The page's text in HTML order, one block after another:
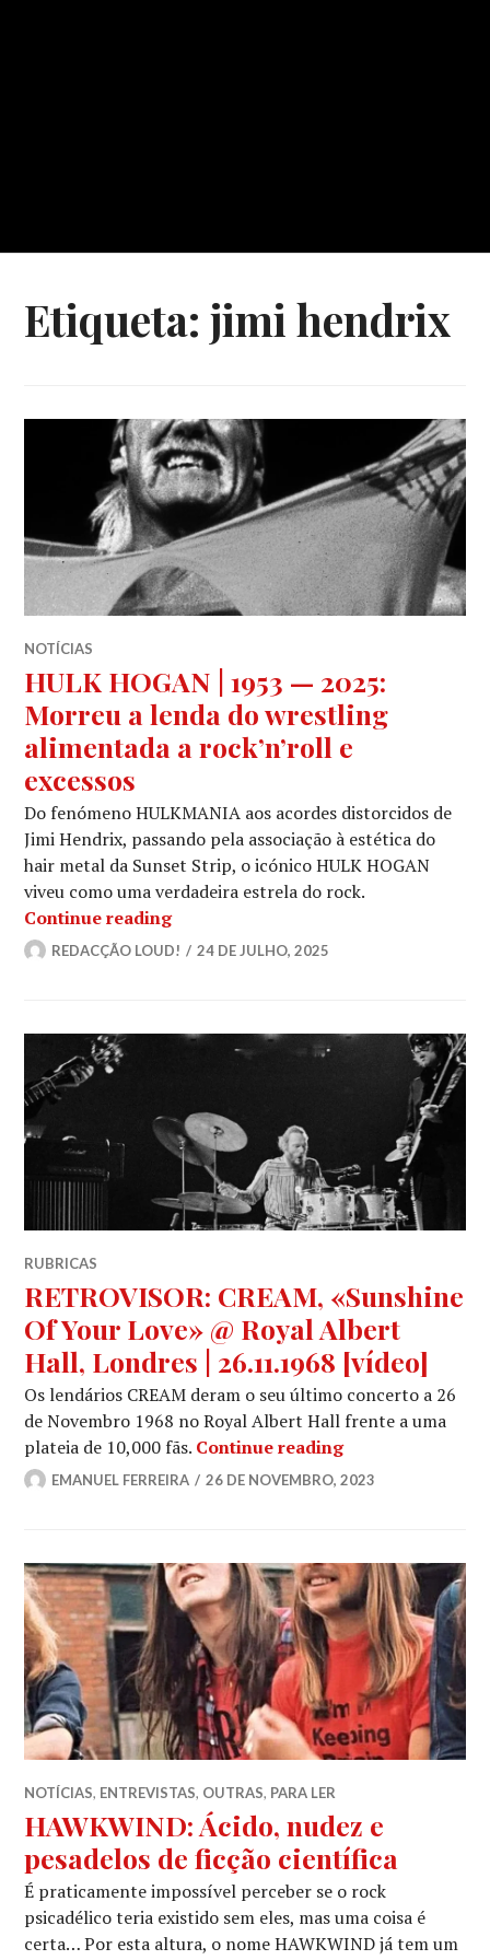
Etiqueta:jimi hendrix
NOTÍCIAS
HULK HOGAN | 1953 — 2025:
Morreu a lenda do wrestling
alimentada a rock’n’roll e
excessos
Do fenómeno HULKMANIA aos acordes distorcidos de
Jimi Hendrix, passando pela associação à estética do
hair metal da Sunset Strip, o icónico HULK HOGAN
viveu como uma verdadeira estrela do rock.
Continue readingHULK HOGAN | 1953 — 2025:
REDACÇÃO LOUD! 24 DE JULHO, 2025
RUBRICAS
RETROVISOR: CREAM, «Sunshine
Of Your Love» @ Royal Albert
Hall, Londres | 26.11.1968 [vídeo]
Os lendários CREAM deram o seu último concerto a 26
de Novembro 1968 no Royal Albert Hall frente a uma
plateia de 10,000 fãs. Continue readingRETROVISOR:
EMANUEL FERREIRA 26 DE NOVEMBRO, 2023
NOTÍCIAS, ENTREVISTAS, OUTRAS, PARA LER
HAWKWIND: Ácido, nudez e
pesadelos de ficção científica
É praticamente impossível perceber se o rock
psicadélico teria existido sem eles, mas uma coisa é
certa… Por esta altura, o nome HAWKWIND já tem um